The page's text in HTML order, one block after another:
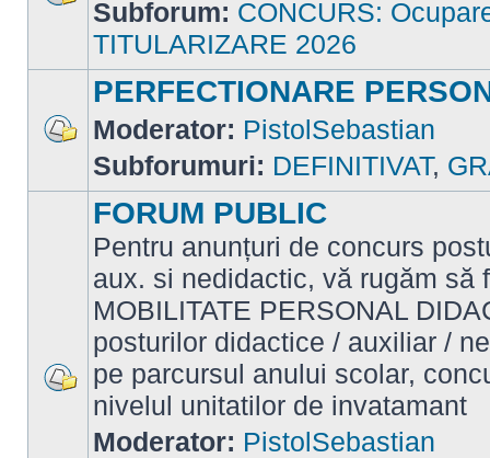
Nu
sunt
mesaje
Subforum: CONCURS:
TITULARIZARE 2026
sunt
mesaje
PERFECTIONARE
Moderator: PistolSebastian
Subforumuri: DEFINITIVAT,
sunt
necitite
FORUM PUBLIC
Pentru anunțuri de concurs
aux. si nedidactic, vă rugăm să
MOBILITATE PERSONAL
posturilor didactice / auxiliar /
pe parcursul anului scolar,
nivelul unitatilor de invatamant
Moderator: PistolSebastian